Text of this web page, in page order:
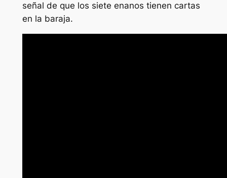
señal de que los siete enanos tienen cartas
en la baraja.